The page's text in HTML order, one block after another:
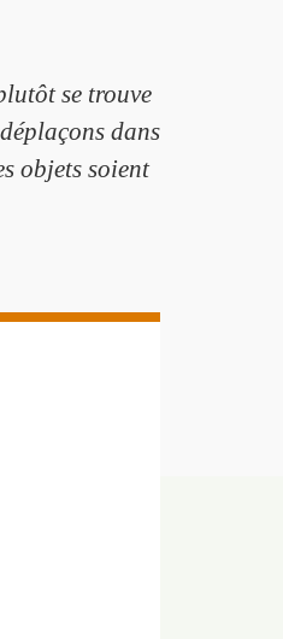
se trouve
dans
objets soient